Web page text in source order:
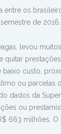
os
de 2016.
levou
custo,
ou parcelas
dados da
ou
663 milhões.